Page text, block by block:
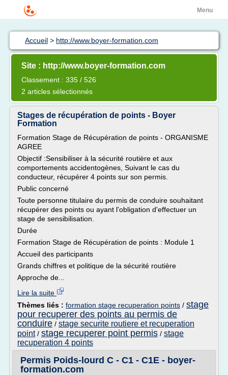
Menu
Accueil > http://www.boyer-formation.com
Site : http://www.boyer-formation.com
Classement : 335 / 526
2 articles sélectionnés
Stages de récupération de points - Boyer
Formation
Formation Stage de Récupération de points - ORGANISME
AGREE
Objectif :Sensibiliser à la sécurité routière et aux
comportements accidentogènes, Suivant le cas du
conducteur, récupérer 4 points sur son permis.
Public concerné
Toute personne titulaire du permis de conduire souhaitant
récupérer des points ou ayant l'obligation d'effectuer un
stage de sensibilisation.
Durée
Formation Stage de Récupération de points : Module 1
Accueil des participants
Grands chiffres et politique de la sécurité routière
Approche de...
Lire la suite
Thèmes liés : formation stage recuperation points / stage
pour recuperer des points au permis de
conduire / stage securite routiere et recuperation
point/ stage recuperer point permis / stage
recuperation 4 points
Permis Poids-lourd C - C1 - C1E - boyer-
formation.com